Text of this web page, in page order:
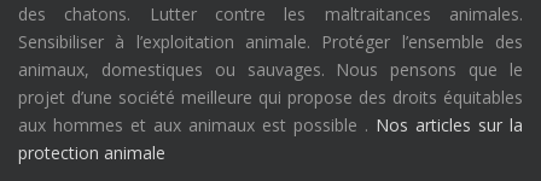
des chatons. Lutter contre les maltraitances animales.
Sensibiliser à l’exploitation animale. Protéger l’ensemble des
animaux, domestiques ou sauvages. Nous pensons que le
projet d’une société meilleure qui propose des droits équitables
aux hommes et aux animaux est possible . Nos articles sur la
protection animale